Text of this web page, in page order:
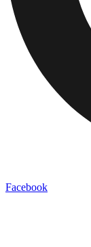
Facebook